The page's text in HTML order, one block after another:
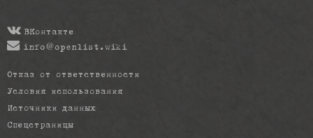
ВКонтакте
info@openlist.wiki
Отказ от ответственности
Условия использования
Источники данных
Спецстраницы